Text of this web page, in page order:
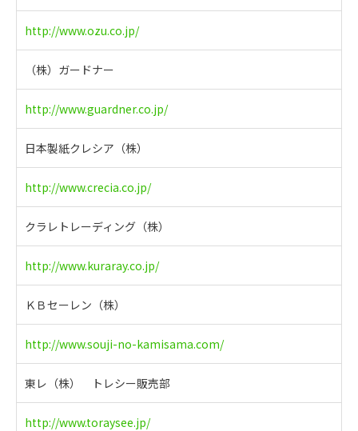
http://www.ozu.co.jp/
（株）ガードナー
http://www.guardner.co.jp/
日本製紙クレシア（株）
http://www.crecia.co.jp/
クラレトレーディング（株）
http://www.kuraray.co.jp/
ＫＢセーレン（株）
http://www.souji-no-kamisama.com/
東レ（株） トレシー販売部
http://www.toraysee.jp/